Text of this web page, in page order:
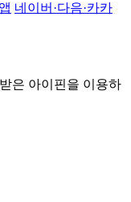
네이버·다음·카카
은 아이핀을 이용하